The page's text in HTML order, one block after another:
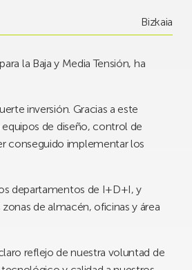
Bizkaia
la Baja y Media Tensión, ha
inversión. Gracias a este
de diseño, control de
conseguido implementar los
departamentos de I+D+I, y
de almacén, oficinas y área
reflejo de nuestra voluntad de